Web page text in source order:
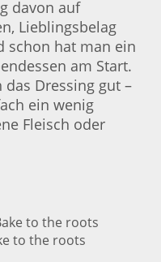
davon auf
Lieblingsbelag
schon hat man ein
am Start.
Dressing gut –
ein wenig
Fleisch oder
to the roots